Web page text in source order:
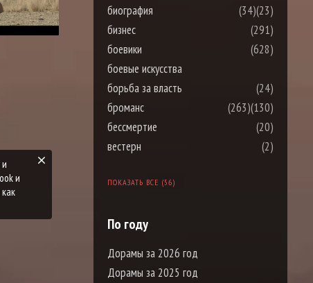
и
(23)
биография
(34)
бизнес
(291)
боевики
(628)
боевые искусства
(24)
борьба за власть
(130)
броманс
(263)
бессмертие
(20)
вестерн
(2)
ПОКАЗАТЬ ВСЕ (56)
По году
Дорамы за 2026 год
Дорамы за 2025 год